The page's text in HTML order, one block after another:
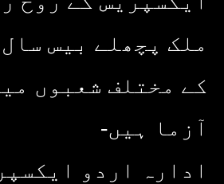
ملک پچھلے بیس
کے مختلف شعبوں
آزما ہیں-
ادارہ اردو